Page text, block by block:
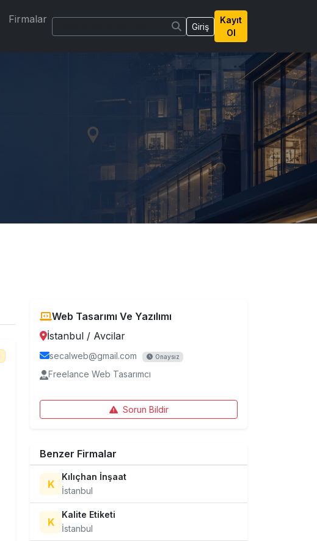
Firmalar
Giriş
Kayıt
Ol
Web Tasarımı Ve Yazılımı
İstanbul / Avcilar
secalweb@gmail.com Onaysız
Freelance Web Tasarımcı
Sorun Bildir
Benzer Firmalar
K
Kılıçhan İnşaat
İstanbul
K
Kalite Etiketi
İstanbul